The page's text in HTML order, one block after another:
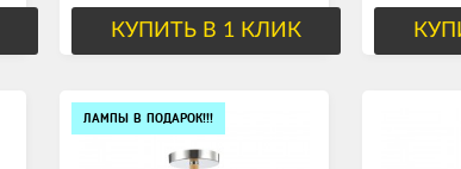
КУПИТЬ В 1 КЛИК
ЛАМПЫ В ПОДАРОК!!!